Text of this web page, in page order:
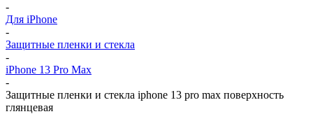
-
Для iPhone
-
Защитные пленки и стекла
-
iPhone 13 Pro Max
-
Защитные пленки и стекла iphone 13 pro max поверхность
глянцевая